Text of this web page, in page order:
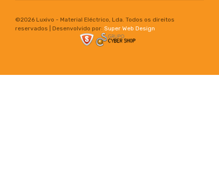
©2026 Luxivo - Material Eléctrico, Lda. Todos os direitos
reservados | Desenvolvido por: Super Web Design